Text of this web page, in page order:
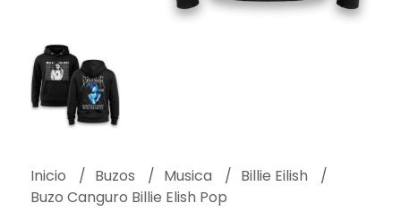
Inicio Buzos Musica
Billie Eilish
Buzo Canguro Billie Elish Pop